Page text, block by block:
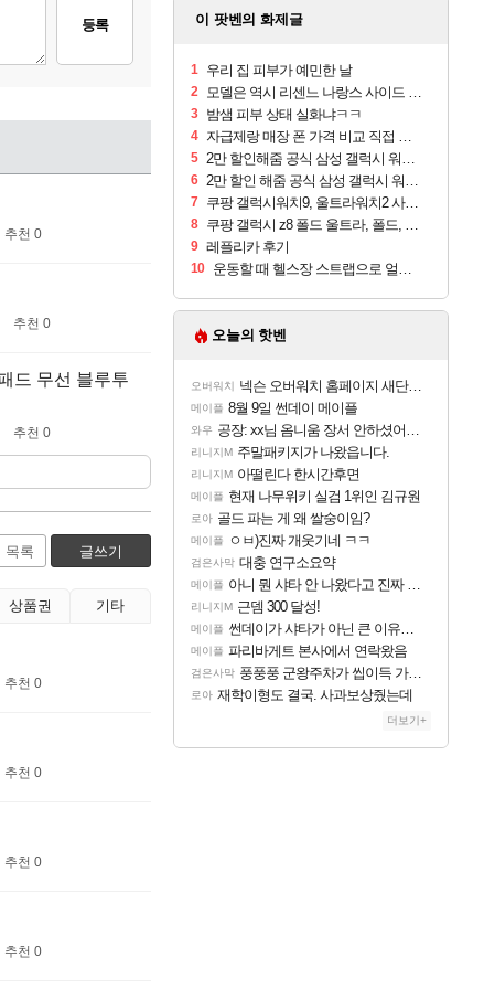
등록
추천 0
추천 0
드 무선 블루투
추천 0
목록 글쓰기
상품권 기타
추천 0
추천 0
추천 0
추천 0
이 팟벤의 화제글
1 우리 집 피부가 예민한 날
2 모델은 역시 리센느 나랑스 사이드 1.25L 1박스
3 밤샘 피부 상태 실화냐ㅋㅋ
4 자급제랑 매장 폰 가격 비교 직접 안가도 되네요
5 2만 할인해줌 공식 삼성 갤럭시 워치9 크림, 40mm, 블루투스
6 2만 할인 해줌 공식 삼성 갤럭시 워치9 실버, 44mm, 블루투스
7 쿠팡 갤럭시워치9, 울트라워치2 사전구매 혜택 받아보세요
8 쿠팡 갤럭시 z8 폴드 울트라, 폴드, 플립 사전예약
9 레플리카 후기
10 운동할 때 헬스장 스트랩으로 얼굴 만졌다가 볼 뒤집어짐
오늘의 핫벤
오버워치 넥슨 오버워치 홈페이지 새단장!!
메이플 8월 9일 썬데이 메이플
와우 공장: xx님 옴니움 장서 안하셨어요?
리니지M 주말패키지가 나왔읍니다.
리니지M 아떨린다 한시간후면
메이플 현재 나무위키 실검 1위인 김규원
로아 골드 파는 게 왜 쌀숭이임?
메이플 ㅇㅂ)진짜 개웃기네 ㅋㅋ
검은사막 대충 연구소요약
메이플 아니 뭔 샤타 안 나왔다고 진짜 화내는 사람도 있네
리니지M 근뎀 300 달성!
메이플 썬데이가 샤타가 아닌 큰 이유는 경매장 불안정때문일듯
메이플 파리바게트 본사에서 연락왔음
검은사막 풍풍풍 군왕주차가 씹이득 가성비라고 ????
로아 재학이형도 결국. 사과보상줬는데
더보기+